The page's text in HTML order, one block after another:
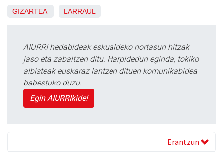
GIZARTEA LARRAUL
AIURRI hedabideak eskualdeko nortasun hitzak
jaso eta zabaltzen ditu. Harpidedun eginda, tokiko
albisteak euskaraz lantzen dituen komunikabidea
babestuko duzu.
Egin AIURRIkide!
Erantzun